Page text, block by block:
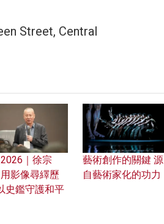
Street, Central
｜徐宗
影像尋繹歷
史鑑守護和平
藝術創作的關鍵 源
自藝術家化的功力